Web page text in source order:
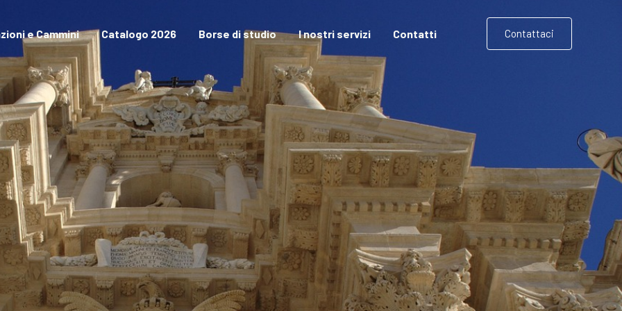
e Cammini Catalogo 2026 Borse di studio I nostri servizi Contatti Contattaci